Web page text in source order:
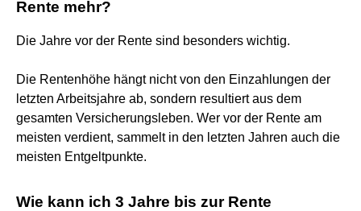
Rente mehr?
Die Jahre vor der Rente sind besonders wichtig.
Die Rentenhöhe hängt nicht von den Einzahlungen der
letzten Arbeitsjahre ab, sondern resultiert aus dem
gesamten Versicherungsleben. Wer vor der Rente am
meisten verdient, sammelt in den letzten Jahren auch die
meisten Entgeltpunkte.
Wie kann ich 3 Jahre bis zur Rente